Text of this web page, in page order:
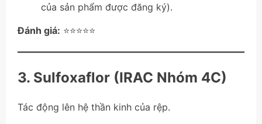
của sản phẩm được đăng ký).
Đánh giá: ⭐⭐⭐⭐⭐
3. Sulfoxaflor (IRAC Nhóm 4C)
Tác động lên hệ thần kinh của rệp.